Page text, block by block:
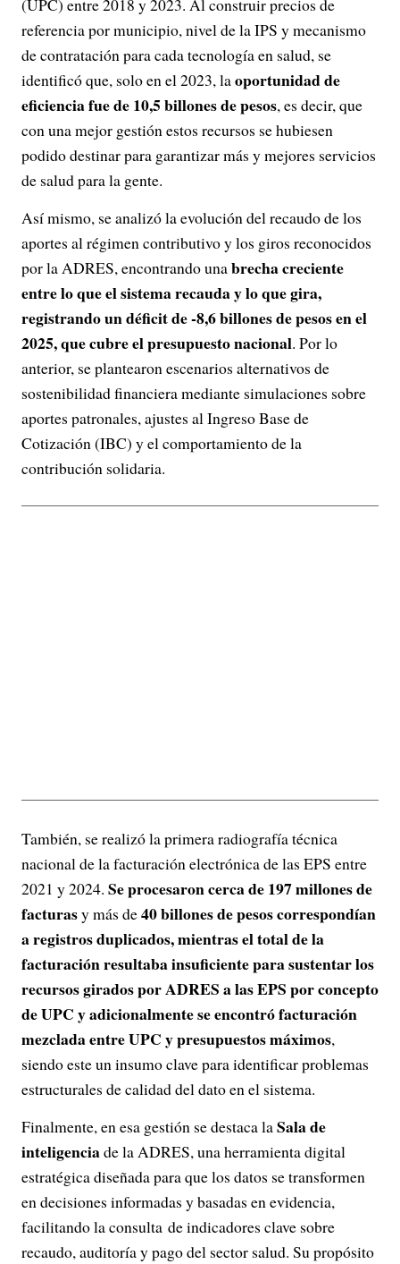
(UPC) entre 2018 y 2023. Al construir precios de
referencia por municipio, nivel de la IPS y mecanismo
de contratación para cada tecnología en salud, se
identificó que, solo en el 2023, laoportunidad de
eficiencia fue de 10,5 billones de pesos, es decir, que
con una mejor gestión estos recursos se hubiesen
podido destinar para garantizar más y mejores servicios
de salud para la gente.
Así mismo, se analizó la evolución del recaudo de los
aportes al régimen contributivo y los giros reconocidos
por la ADRES, encontrando unabrecha creciente
entre lo que el sistema recauda y lo que gira,
registrando un déficit de -8,6 billones de pesos en el
2025, que cubre el presupuesto nacional. Por lo
anterior, se plantearon escenarios alternativos de
sostenibilidad financiera mediante simulaciones sobre
aportes patronales, ajustes al Ingreso Base de
Cotización (IBC) y el comportamiento de la
contribución solidaria.
También, se realizó la primera radiografía técnica
nacional de la facturación electrónica de las EPS entre
2021 y 2024. Se procesaron cerca de 197 millones de
facturasy más de40 billones de pesos correspondían
a registros duplicados, mientras el total de la
facturación resultaba insuficiente para sustentar los
recursos girados por ADRES a las EPS por concepto
de UPC y adicionalmente se encontró facturación
mezclada entre UPC y presupuestos máximos,
siendo este un insumo clave para identificar problemas
estructurales de calidad del dato en el sistema.
Finalmente, en esa gestión se destaca laSala de
inteligenciade la ADRES, una herramienta digital
estratégica diseñada para que los datos se transformen
en decisiones informadas y basadas en evidencia,
facilitando la consulta de indicadores clave sobre
recaudo, auditoría y pago del sector salud. Su propósito